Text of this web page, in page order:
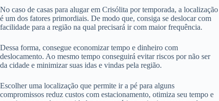
No caso de casas para alugar em Crisólita por temporada, a localização
é um dos fatores primordiais. De modo que, consiga se deslocar com
facilidade para a região na qual precisará ir com maior frequência.
Dessa forma, consegue economizar tempo e dinheiro com
deslocamento. Ao mesmo tempo conseguirá evitar riscos por não ser
da cidade e minimizar suas idas e vindas pela região.
Escolher uma localização que permite ir a pé para alguns
compromissos reduz custos com estacionamento, otimiza seu tempo e